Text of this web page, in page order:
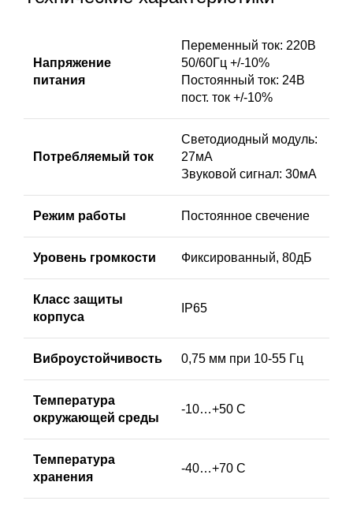
Напряжение
питания
Переменный ток: 220В
50/60Гц +/-10%
Постоянный ток: 24В
пост. ток +/-10%
Потребляемый ток
Светодиодный модуль:
27мА
Звуковой сигнал: 30мА
Режим работы Постоянное свечение
Уровень громкости Фиксированный, 80дБ
Класс защиты
корпуса
IP65
Виброустойчивость 0,75 мм при 10-55 Гц
Температура
окружающей среды
-10…+50 C
Температура
хранения
-40…+70 C